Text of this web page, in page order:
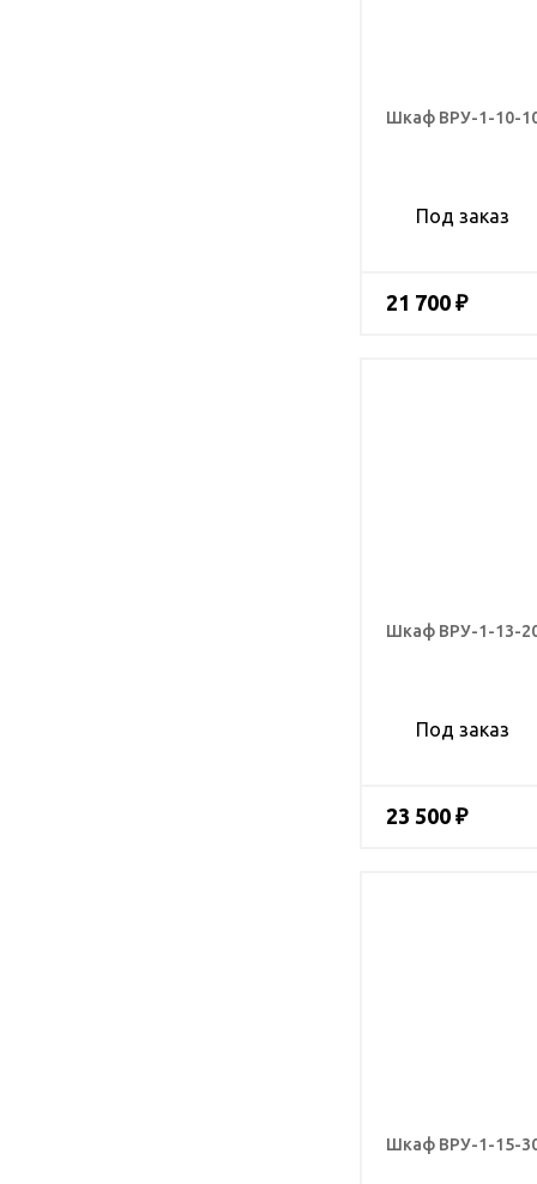
Шкаф ВРУ-1-10-
Под заказ
21 700 ₽
Шкаф ВРУ-1-13-
Под заказ
23 500 ₽
Шкаф ВРУ-1-15-